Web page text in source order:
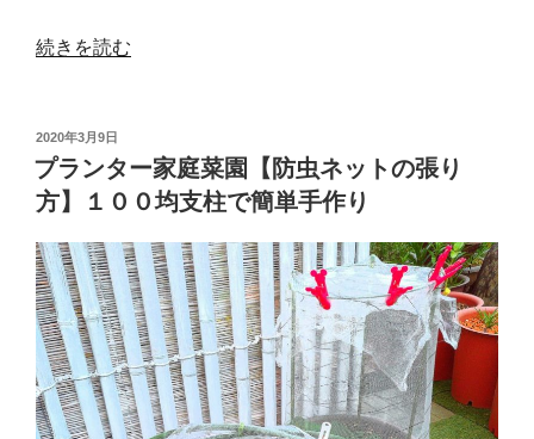
“プ
タ
ー
で
姜
(シ
ョ
ウ
ガ)
栽
続きを読む
投
稿
日:
2020年3月9日
プランター家庭菜園【防虫ネットの張り
方】１００均支柱で簡単手作り